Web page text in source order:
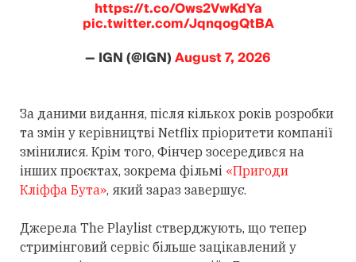
https://t.co/Ows2VwKdYa
pic.twitter.com/JqnqogQtBA
— IGN (@IGN)August 7, 2026
За даними видання, після кількох років розробки
та змін у керівництві Netflix пріоритети компанії
змінилися. Крім того, Фінчер зосередився на
інших проєктах, зокрема фільмі «Пригоди
Кліффа Бута», який зараз завершує.
Джерела The Playlist стверджують, що тепер
стримінговий сервіс більше зацікавлений у